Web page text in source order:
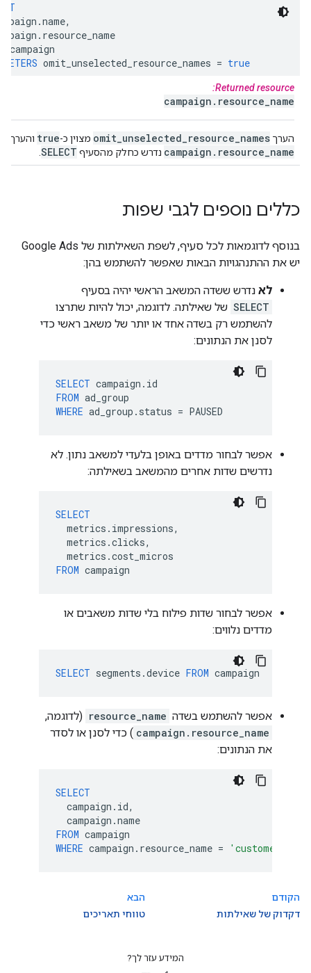
.name,
. resource_name
campaign
omit_unselected_resource_names = true
Returned resource:
campaign . resource name
הערך omit unselected resource names מצוין כ-true והערך
campaign . resource name נדרש כחלק מהסעיף SELECT
כללים נוספים לגבי שפות
בנוסף לדוגמאות לכל סעיף, לשפת השאילתות של Google Ads
יש את ההתנהגויות הבאות שאפשר להשתמש בהן:
לא נדרש ששדה המשאב הראשי יהיה בסעיף
SELECT של שאילתה. לדוגמה, יכול להיות שתרצו
להשתמש רק בשדה אחד או יותר של משאב ראשי כדי
לסנן את הנתונים:
SELECT campaign . id
FROM ad_group
WHERE ad_group . status = PAUSED
אפשר לבחור מדדים באופן בלעדי למשאב נתון. לא
נדרשים שדות אחרים מהמשאב בשאילתה:
SELECT
metrics . impressions,
metrics .clicks,
metrics .cost_micros
FROM campaign
אפשר לבחור שדות פילוח בלי שדות משאבים או
מדדים נלווים:
SELECT segments .device FROM campaign
אפשר להשתמש בשדה resource_name (לדוגמה,
campaign.resource_name ) כדי לסנן או לסדר
את הנתונים:
SELECT
campaign . id,
campaign .name
FROM campaign
WHERE campaign . resource_name = 'customers/
הקודם
דקדוק של שאילתות
הבא
טווחי תאריכים
המידע עזר לך?